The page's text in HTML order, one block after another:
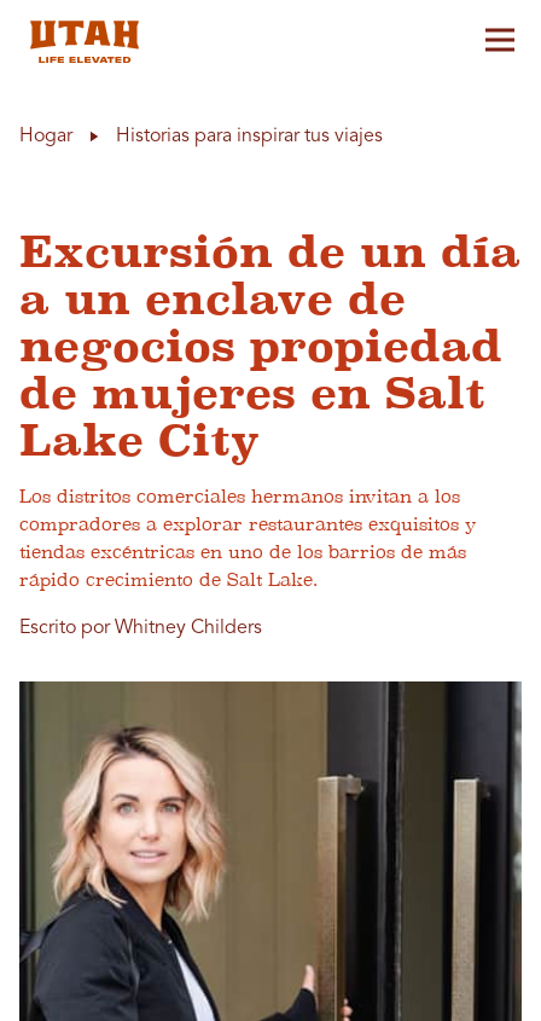
Hogar Historias para inspirar tus viajes
Excursión de un día
a un enclave de
negocios propiedad
de mujeres en Salt
Lake City
Los distritos comerciales hermanos invitan a los
compradores a explorar restaurantes exquisitos y
tiendas excéntricas en uno de los barrios de más
rápido crecimiento de Salt Lake.
Escrito por Whitney Childers